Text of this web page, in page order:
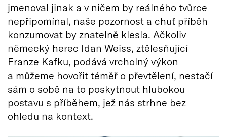
jmenoval jinak a v ničem by reálného tvůrce
nepřipomínal, naše pozornost a chuť příběh
konzumovat by znatelně klesla. Ačkoliv
německý herec Idan Weiss, ztělesňující
Franze Kafku, podává vrcholný výkon
a můžeme hovořit téměř o převtělení, nestačí
sám o sobě na to poskytnout hlubokou
postavu s příběhem, jež nás strhne bez
ohledu na kontext.